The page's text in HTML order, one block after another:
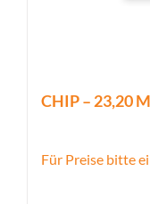
CHIP – 23,20
Für Preise bitte